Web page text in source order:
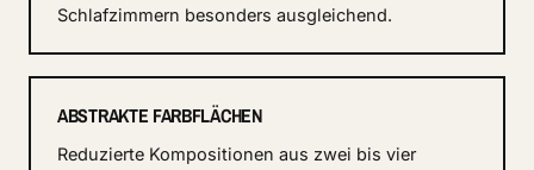
Schlafzimmern besonders ausgleichend.
ABSTRAKTE FARBFLÄCHEN
Reduzierte Kompositionen aus zwei bis vier